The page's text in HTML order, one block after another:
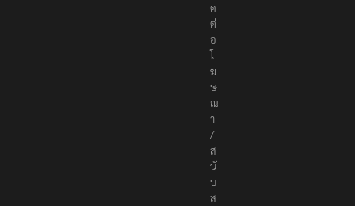
ด
ต่
อ
โ
ฆ
ษ
ณ
า
/
ส
นั
บ
ส